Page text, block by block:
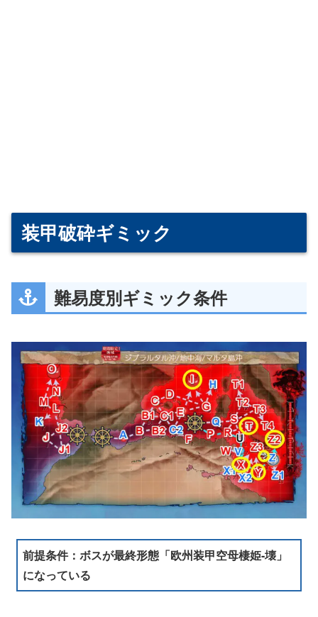
装甲破砕ギミック
難易度別ギミック条件
前提条件：ボスが最終形態「欧州装甲空母棲姫-壊」
になっている